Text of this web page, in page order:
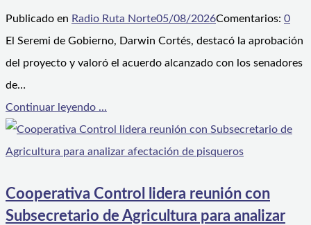
Publicado en Radio Ruta Norte05/08/2026Comentarios: 0
El Seremi de Gobierno, Darwin Cortés, destacó la aprobación
del proyecto y valoró el acuerdo alcanzado con los senadores
de…
Continuar leyendo ...
Cooperativa Control lidera reunión con
Subsecretario de Agricultura para analizar